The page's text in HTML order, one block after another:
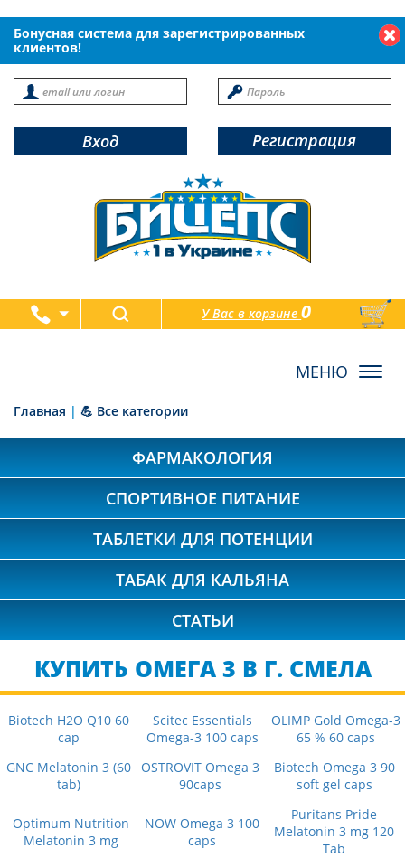
Бонусная система для зарегистрированных
клиентов!
Вход Регистрация
У Вас в корзине0
товаров
Главная | 💪 Все категории
ФАРМАКОЛОГИЯ
СПОРТИВНОЕ ПИТАНИЕ
ТАБЛЕТКИ ДЛЯ ПОТЕНЦИИ
ТАБАК ДЛЯ КАЛЬЯНА
СТАТЬИ
КУПИТЬ ОМЕГА 3 В Г. СМЕЛА
Biotech H2O Q10 60
cap
Scitec Essentials
Omega-3 100 caps
OLIMP Gold Omega-3
65 % 60 caps
GNC Melatonin 3 (60
tab)
OSTROVIT Omega 3
90caps
Biotech Omega 3 90
soft gel caps
Optimum Nutrition
Melatonin 3 mg
NOW Omega 3 100
caps
Puritans Pride
Melatonin 3 mg 120
Tab